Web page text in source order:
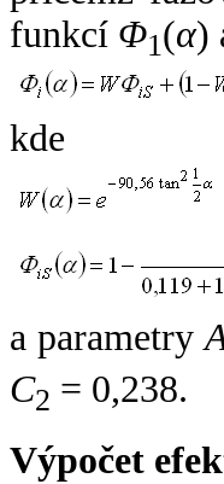
funkcí Φ1(α)
kde
a parametry
C2 = 0,238.
Výpočet